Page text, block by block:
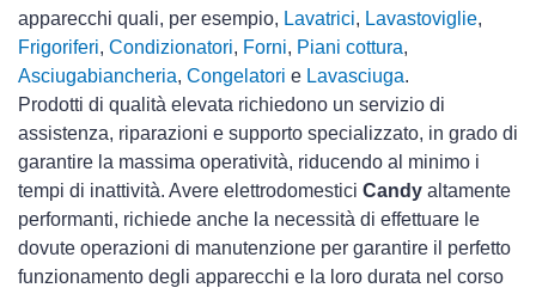
apparecchi quali, per esempio, Lavatrici, Lavastoviglie,
Frigoriferi, Condizionatori, Forni, Piani cottura,
Asciugabiancheria, Congelatori e Lavasciuga.
Prodotti di qualità elevata richiedono un servizio di
assistenza, riparazioni e supporto specializzato, in grado di
garantire la massima operatività, riducendo al minimo i
tempi di inattività. Avere elettrodomestici Candy altamente
performanti, richiede anche la necessità di effettuare le
dovute operazioni di manutenzione per garantire il perfetto
funzionamento degli apparecchi e la loro durata nel corso